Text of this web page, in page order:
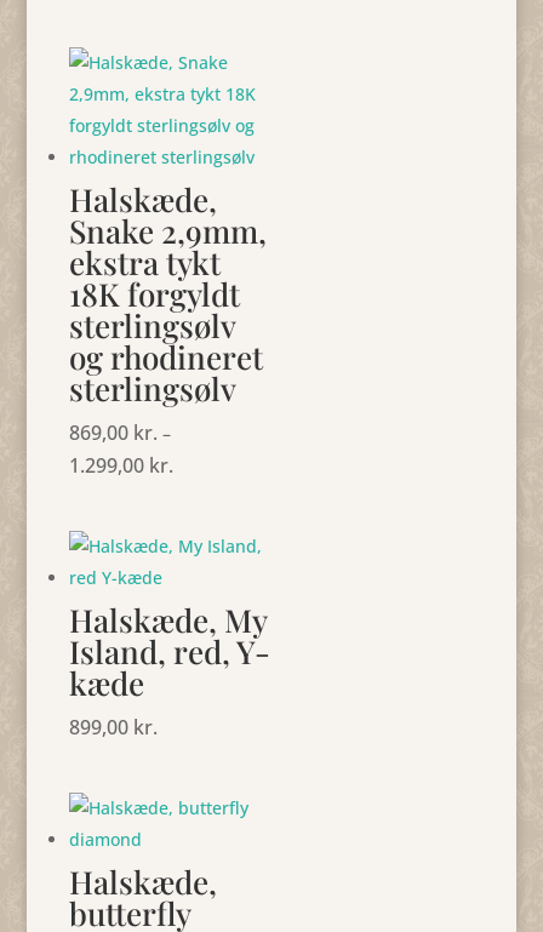
1.499,00 kr.
Halskæde,
Snake 2,9mm,
ekstra tykt
18K forgyldt
sterlingsølv
og rhodineret
sterlingsølv
869,00 kr. –
1.299,00 kr.
1.299,00 kr.
Halskæde, My
Island, red, Y-
kæde
899,00 kr.
Halskæde,
butterfly